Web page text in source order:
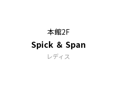
本館2F
Spick ＆ Span
レディス